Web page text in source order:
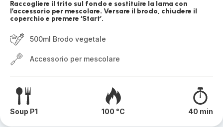
Raccogliere il trito sul fondo e sostituire la lama con
l’accessorio per mescolare. Versare il brodo, chiudere il
coperchio e premere ‘Start’.
500ml Brodo vegetale
Accessorio per mescolare
Soup P1 100 °C 40 min